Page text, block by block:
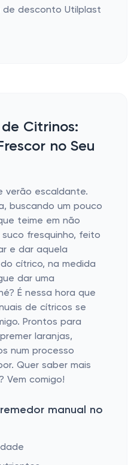
de Citrinos:
no Seu
verão escaldante.
buscando um pouco
teime em não
fresquinho, feito
e dar aquela
cítrico, na medida
dar uma
É nessa hora que
de cítricos se
Prontos para
laranjas,
num processo
Quer saber mais
Vem comigo!
manual no